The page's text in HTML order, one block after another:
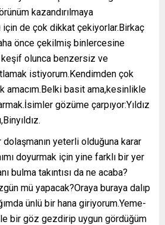
kazandırılmaya
için de çok dikkat çekiyorlar.Birkaç
önce çekilmiş binlercesine
olunca benzersiz ve
istiyorum.Kendimden çok
amacım.Belki basit ama,kesinlikle
gözüme çarpıyor:Yıldız
yeterli olduğuna karar
doyurmak için yine farklı bir yer
bulma takıntısı da ne acaba?
mü yapacak?Oraya buraya dalıp
ünlü bir hana giriyorum.Yeme-
bir göz gezdirip uygun gördüğüm